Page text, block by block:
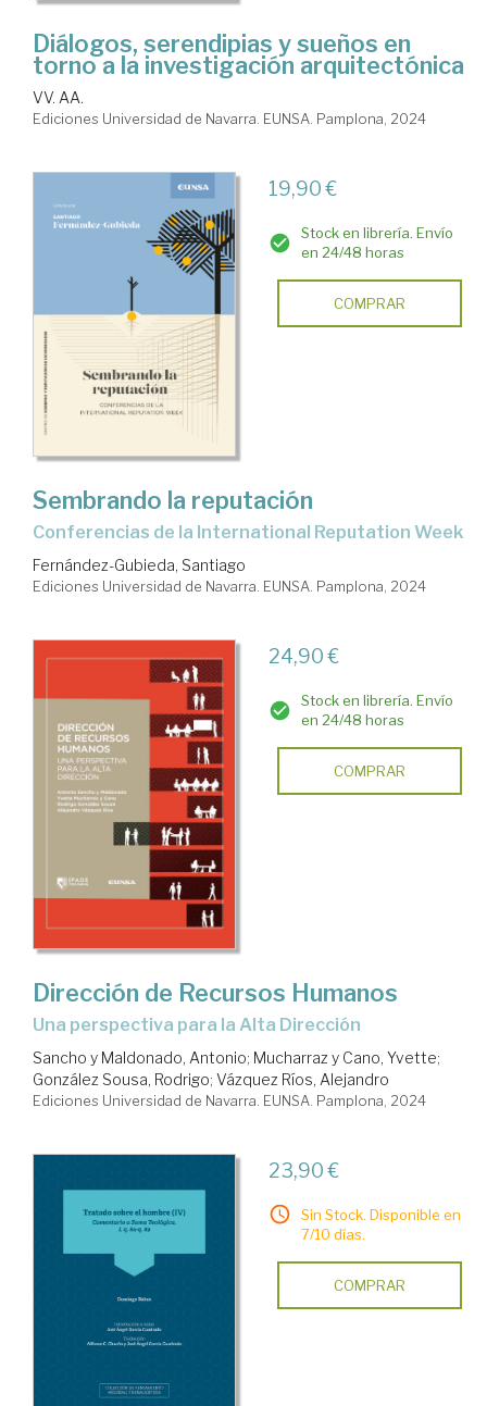
Diálogos, serendipias y sueños en
torno a la investigación arquitectónica
VV. AA.
Ediciones Universidad de Navarra. EUNSA. Pamplona, 2024
19,90 €
Stock en librería. Envío
en 24/48 horas
COMPRAR
Sembrando la reputación
Conferencias de la International Reputation Week
Fernández-Gubieda, Santiago
Ediciones Universidad de Navarra. EUNSA. Pamplona, 2024
24,90 €
Stock en librería. Envío
en 24/48 horas
COMPRAR
Dirección de Recursos Humanos
una perspectiva para la Alta Dirección
Sancho y Maldonado, Antonio; Mucharraz y Cano, Yvette;
González Sousa, Rodrigo; Vázquez Ríos, Alejandro
Ediciones Universidad de Navarra. EUNSA. Pamplona, 2024
23,90 €
Sin Stock. Disponible en
7/10 días.
COMPRAR